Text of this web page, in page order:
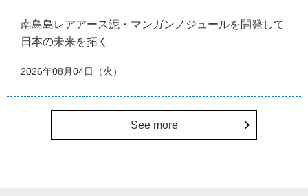
南鳥島レアアース泥・マンガンノジュールを開発して
日本の未来を拓く
2026年08月04日（火）
See more